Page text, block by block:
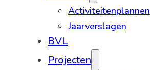
Activiteitenplannen
Jaarverslagen
BVL
Projecten